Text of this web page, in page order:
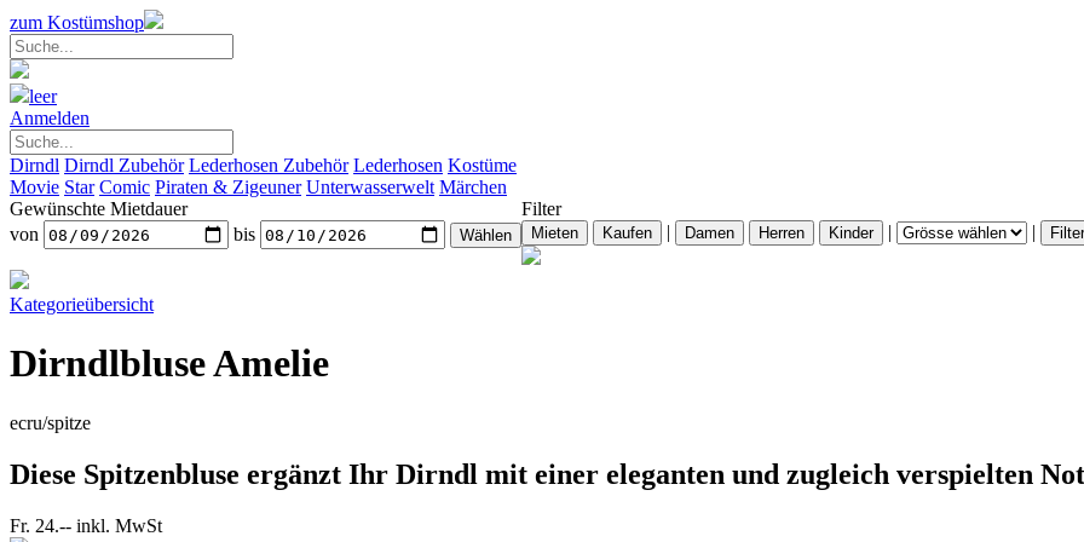
zum Kostümshop
leer
Anmelden
Dirndl Dirndl Zubehör Lederhosen Zubehör Lederhosen Kostüme
Movie Star Comic Piraten & Zigeuner Unterwasserwelt Märchen
Gewünschte Mietdauer
von
bis
Filter
|
| |
Kategorieübersicht
Dirndlbluse Amelie
ecru/spitze
Diese Spitzenbluse ergänzt Ihr Dirndl mit einer eleganten und zugleich verspielten
Fr. 24.-- inkl. MwSt